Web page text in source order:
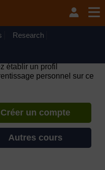
on Wednesday 12
(GMT) due to routine
Research
établir un profil
personnel sur ce
Créer un compte
Autres cours